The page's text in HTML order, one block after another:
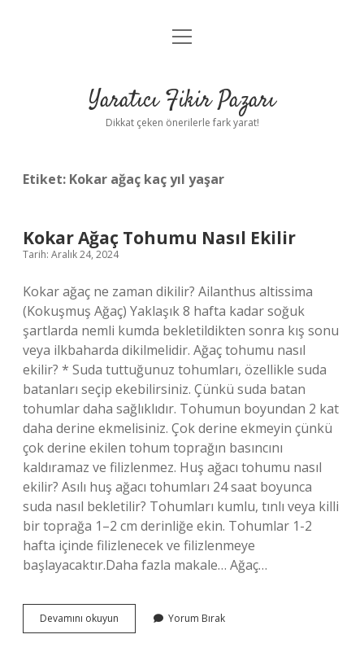
Anasayfa
Yasal Uyarı
menüyü
Yaratıcı Fikir Pazarı
Dikkat çeken önerilerle fark yarat!
Etiket: Kokar ağaç kaç yıl yaşar
Kokar Ağaç Tohumu Nasıl Ekilir
Tarih: Aralık 24, 2024
Kokar ağaç ne zaman dikilir? Ailanthus altissima
(Kokuşmuş Ağaç) Yaklaşık 8 hafta kadar soğuk
şartlarda nemli kumda bekletildikten sonra kış sonu
veya ilkbaharda dikilmelidir. Ağaç tohumu nasıl
ekilir? * Suda tuttuğunuz tohumları, özellikle suda
batanları seçip ekebilirsiniz. Çünkü suda batan
tohumlar daha sağlıklıdır. Tohumun boyundan 2 kat
daha derine ekmelisiniz. Çok derine ekmeyin çünkü
çok derine ekilen tohum toprağın basıncını
kaldıramaz ve filizlenmez. Huş ağacı tohumu nasıl
ekilir? Asılı huş ağacı tohumları 24 saat boyunca
suda nasıl bekletilir? Tohumları kumlu, tınlı veya killi
bir toprağa 1–2 cm derinliğe ekin. Tohumlar 1-2
hafta içinde filizlenecek ve filizlenmeye
başlayacaktır.Daha fazla makale… Ağaç…
Devamını okuyun
Ağaç
Yorum Bırak